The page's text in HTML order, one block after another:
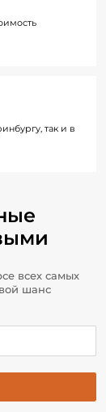
так и в
всех самых
шанс